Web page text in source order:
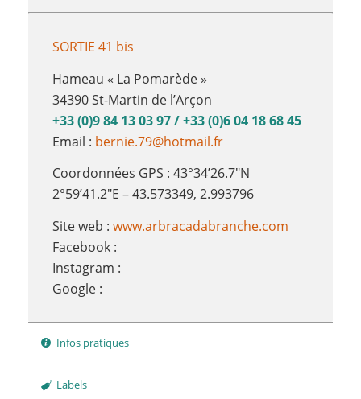
SORTIE 41 bis
Hameau « La Pomarède »
34390 St-Martin de l’Arçon
+33 (0)9 84 13 03 97 / +33 (0)6 04 18 68 45
Email : bernie.79@hotmail.fr
Coordonnées GPS : 43°34’26.7″N
2°59’41.2″E – 43.573349, 2.993796
Site web : www.arbracadabranche.com
Facebook :
Instagram :
Google :
Infos pratiques
Labels